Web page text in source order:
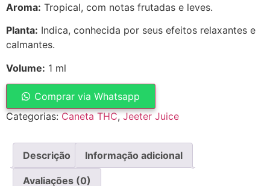
Aroma: Tropical, com notas frutadas e leves.
Planta: Indica, conhecida por seus efeitos relaxantes e
calmantes.
Volume: 1 ml
Comprar via Whatsapp
Categorias:Caneta THC,Jeeter Juice
Descrição Informação adicional
Avaliações (0)